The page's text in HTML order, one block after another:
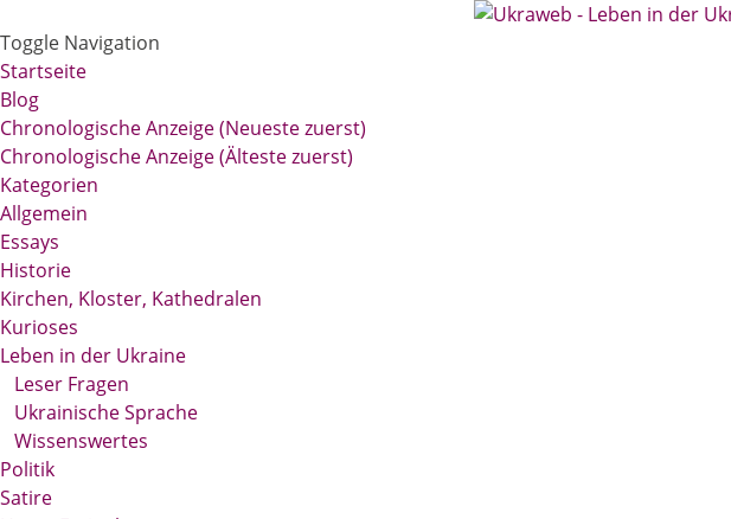
Toggle Navigation
Startseite
Blog
Chronologische Anzeige (Neueste zuerst)
Chronologische Anzeige (Älteste zuerst)
Kategorien
Allgemein
Essays
Historie
Kirchen, Kloster, Kathedralen
Kurioses
Leben in der Ukraine
Leser Fragen
Ukrainische Sprache
Wissenswertes
Politik
Satire